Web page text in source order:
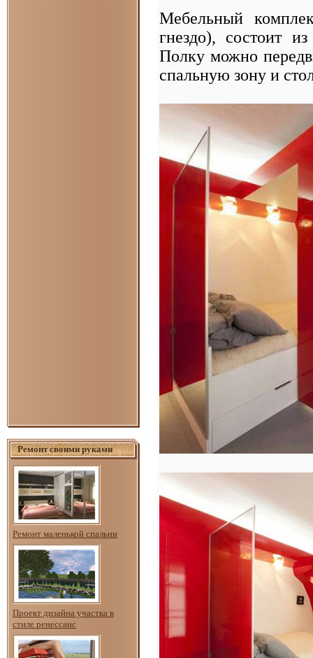
Ремонт своими руками
Ремонт маленькой спальни
Проект дизайна участка в
стиле ренессанс
Мебельный
гнездо), состоит
Полку можно
спальную зону и